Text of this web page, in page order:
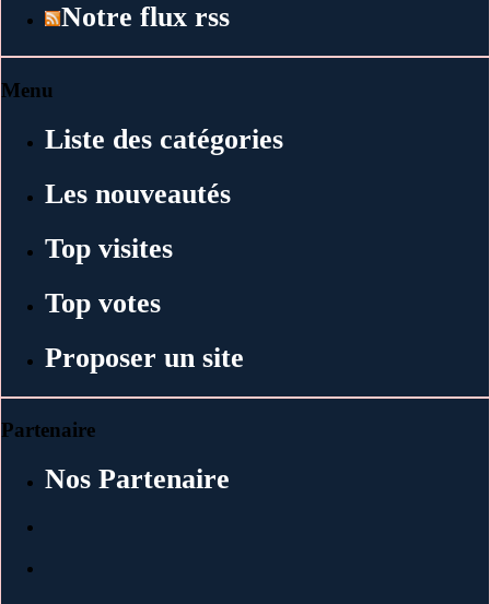
Notre flux rss
Menu
Liste des catégories
Les nouveautés
Top visites
Top votes
Proposer un site
Partenaire
Nos Partenaire